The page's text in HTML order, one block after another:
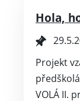
Projekt
VOLÁ II.
žáčků –
16.00